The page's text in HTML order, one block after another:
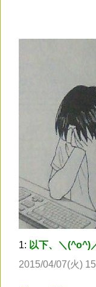
1: 以下、＼(^o^)
2015/04/07(火)